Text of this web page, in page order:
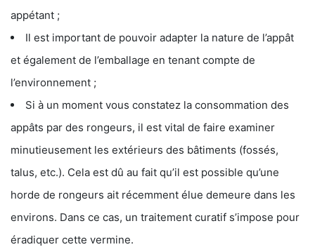
appétant ;
Il est important de pouvoir adapter la nature de l’appât
et également de l’emballage en tenant compte de
l’environnement ;
Si à un moment vous constatez la consommation des
appâts par des rongeurs, il est vital de faire examiner
minutieusement les extérieurs des bâtiments (fossés,
talus, etc.). Cela est dû au fait qu’il est possible qu’une
horde de rongeurs ait récemment élue demeure dans les
environs. Dans ce cas, un traitement curatif s’impose pour
éradiquer cette vermine.